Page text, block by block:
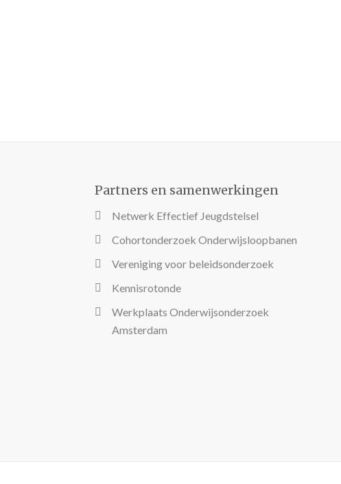
Partners en samenwerkingen
Netwerk Effectief Jeugdstelsel
Cohortonderzoek Onderwijsloopbanen
Vereniging voor beleidsonderzoek
Kennisrotonde
Werkplaats Onderwijsonderzoek
Amsterdam